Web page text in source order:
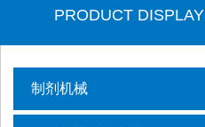
PRODUCT DISPLAY
制剂机械